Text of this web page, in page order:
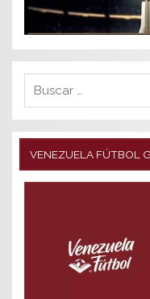
VENEZUELA FÚTBOL